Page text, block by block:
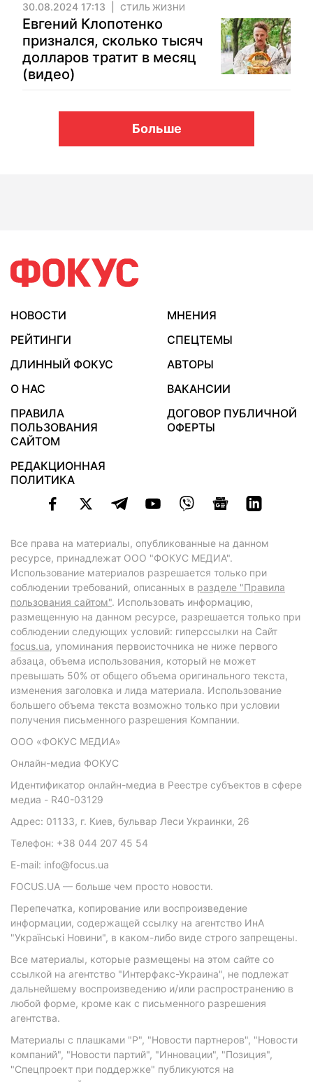
30.08.2024 17:13 СТИЛЬ ЖИЗНИ
Евгений Клопотенко
признался, сколько тысяч
долларов тратит в месяц
(видео)
Больше
НОВОСТИ
МНЕНИЯ
РЕЙТИНГИ
СПЕЦТЕМЫ
ДЛИННЫЙ ФОКУС
АВТОРЫ
О НАС
ВАКАНСИИ
ПРАВИЛА
ПОЛЬЗОВАНИЯ
САЙТОМ
ДОГОВОР ПУБЛИЧНОЙ
ОФЕРТЫ
РЕДАКЦИОННАЯ
ПОЛИТИКА
Все права на материалы, опубликованные на данном
ресурсе, принадлежат ООО "ФОКУС МЕДИА".
Использование материалов разрешается только при
соблюдении требований, описанных в разделе "Правила
пользования сайтом". Использовать информацию,
размещенную на данном ресурсе, разрешается только при
соблюдении следующих условий: гиперссылки на Сайт
focus.ua, упоминания первоисточника не ниже первого
абзаца, объема использования, который не может
превышать 50% от общего объема оригинального текста,
изменения заголовка и лида материала. Использование
большего объема текста возможно только при условии
получения письменного разрешения Компании.
ООО «ФОКУС МЕДИА»
Онлайн-медиа ФОКУС
Идентификатор онлайн-медиа в Реестре субъектов в сфере
медиа - R40-03129
Адрес: 01133, г. Киев, бульвар Леси Украинки, 26
Телефон: +38 044 207 45 54
E-mail: info@focus.ua
FOCUS.UA — больше чем просто новости.
Перепечатка, копирование или воспроизведение
информации, содержащей ссылку на агентство ИнА
"Українські Новини", в каком-либо виде строго запрещены.
Все материалы, которые размещены на этом сайте со
ссылкой на агентство "Интерфакс-Украина", не подлежат
дальнейшему воспроизведению и/или распространению в
любой форме, кроме как с письменного разрешения
агентства.
Материалы с плашками "Р", "Новости партнеров", "Новости
компаний", "Новости партий", "Инновации", "Позиция",
"Спецпроект при поддержке" публикуются на